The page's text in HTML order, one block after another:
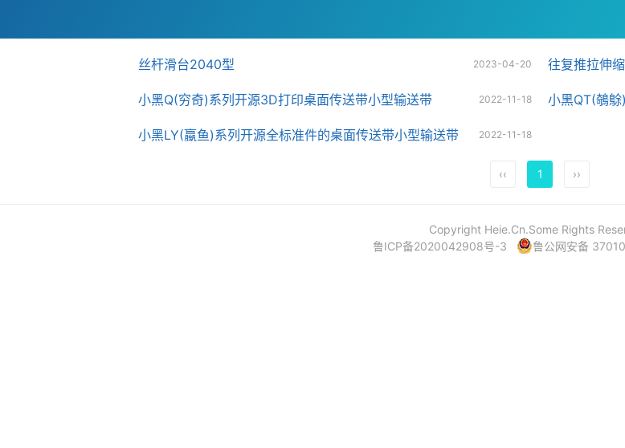
2023-04-20
丝杆滑台2040型 往复推拉伸
2022-11-18
小黑Q(穷奇)系列开源3D打印桌面传送带小型输送带 小黑QT(鵸鵌)
2022-11-18
小黑LY(蠃鱼)系列开源全标准件的桌面传送带小型输送带
‹‹ 1 ››
Copyright Heie.Cn.Some Rights
鲁ICP备2020042908号-3
鲁公网安备